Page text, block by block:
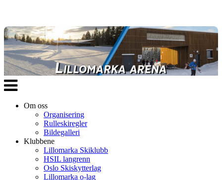
Veksle
navigasjon
Om oss
Organisering
Rulleskiregler
Bildegalleri
Klubbene
Lillomarka Skiklubb
HSIL langrenn
Oslo Skiskytterlag
Lillomarka o-lag